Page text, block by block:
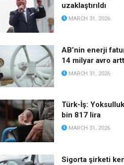
uzaklaştırıldı
MARCH 31, 2026
AB’nin enerji
14 milyar avro
MARCH 31, 2026
Türk-İş: Yoksulluk
bin 817 lira
MARCH 31, 2026
Sigorta şirketi